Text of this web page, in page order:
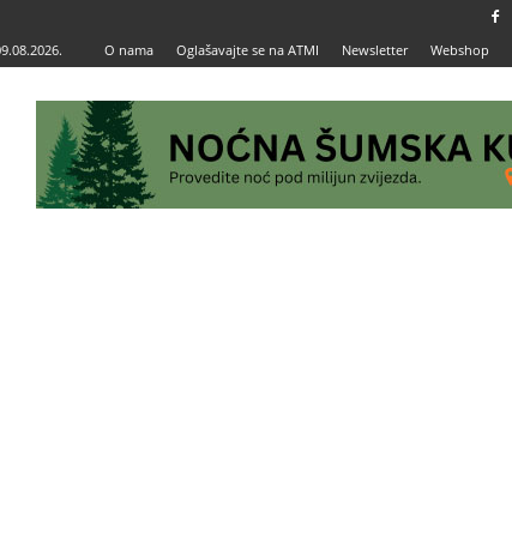
O nama Oglašavajte se na ATMI Newsletter Webshop